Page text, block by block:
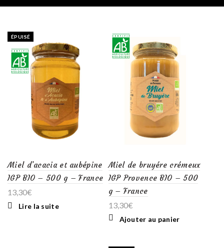
ÉPUISÉ
Miel d’acacia et aubépine
IGP BIO – 500 g – France
13,30€
Lire la suite
Miel de bruyére crémeux
IGP Provence BIO – 500
g – France
13,30€
Ajouter au panier